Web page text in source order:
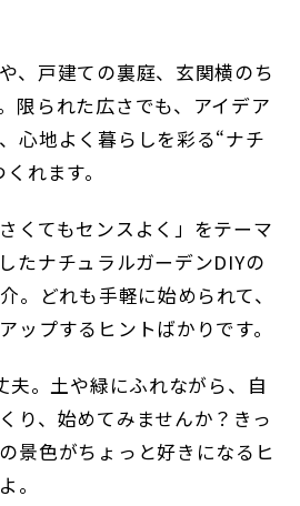
、戸建ての裏庭、玄関横のち
限られた広さでも、アイデア
心地よく暮らしを彩る“ナチ
れます。
くてもセンスよく」をテーマ
たナチュラルガーデンDIYの
。どれも手軽に始められて、
ップするヒントばかりです。
夫。土や緑にふれながら、自
り、始めてみませんか？きっ
景色がちょっと好きになるヒ
。